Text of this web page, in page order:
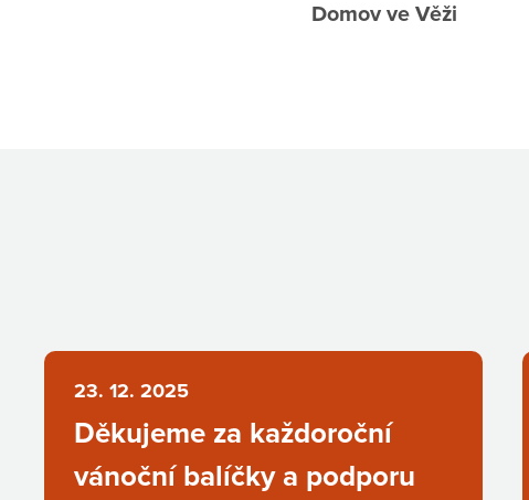
Domov ve Věži
23. 12. 2025
Děkujeme za každoroční
vánoční balíčky a podporu